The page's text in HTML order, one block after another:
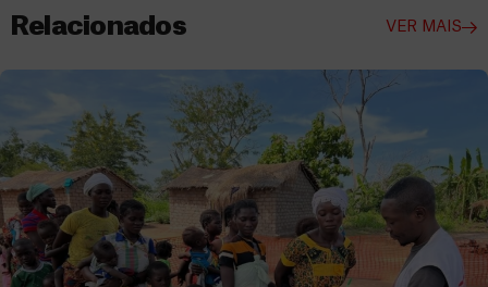
Relacionados VER MAIS